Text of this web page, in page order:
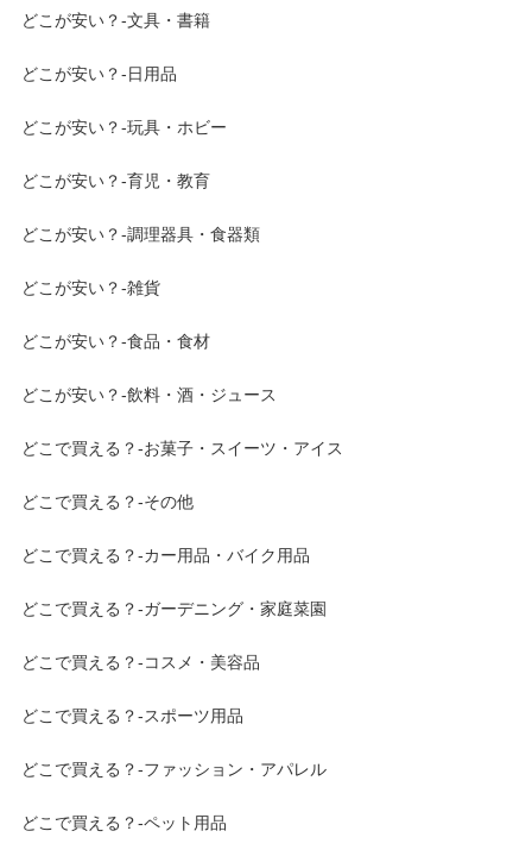
どこが安い？-文具・書籍
どこが安い？-日用品
どこが安い？-玩具・ホビー
どこが安い？-育児・教育
どこが安い？-調理器具・食器類
どこが安い？-雑貨
どこが安い？-食品・食材
どこが安い？-飲料・酒・ジュース
どこで買える？-お菓子・スイーツ・アイス
どこで買える？-その他
どこで買える？-カー用品・バイク用品
どこで買える？-ガーデニング・家庭菜園
どこで買える？-コスメ・美容品
どこで買える？-スポーツ用品
どこで買える？-ファッション・アパレル
どこで買える？-ペット用品